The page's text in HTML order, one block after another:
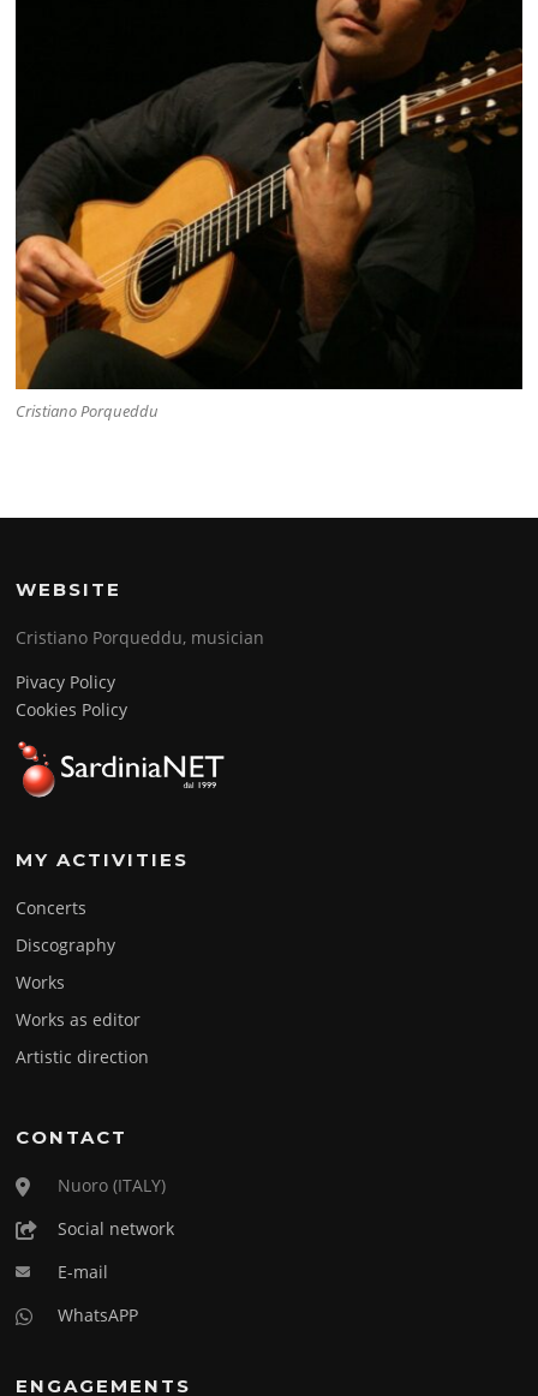
Cristiano Porqueddu
WEBSITE
Cristiano Porqueddu, musician
Pivacy Policy
Cookies Policy
MY ACTIVITIES
Concerts
Discography
Works
Works as editor
Artistic direction
CONTACT
Nuoro (ITALY)
Social network
E-mail
WhatsAPP
ENGAGEMENTS